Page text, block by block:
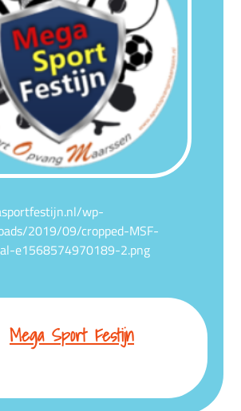
wp-
2019/09/cropped-MSF-
e1568574970189-2.png
Mega Sport Festijn